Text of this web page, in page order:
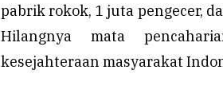
pabrik rokok, 1 juta pengecer,
Hilangnya mata
kesejahteraan masyarakat